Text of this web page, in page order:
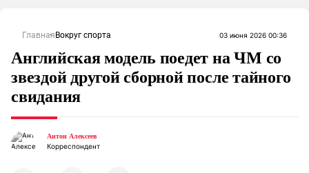
Главная Вокруг спорта 03 июня 2026 00:36
Английская модель поедет на ЧМ со
звездой другой сборной после тайного
свидания
Антон Алексеев
Корреспондент